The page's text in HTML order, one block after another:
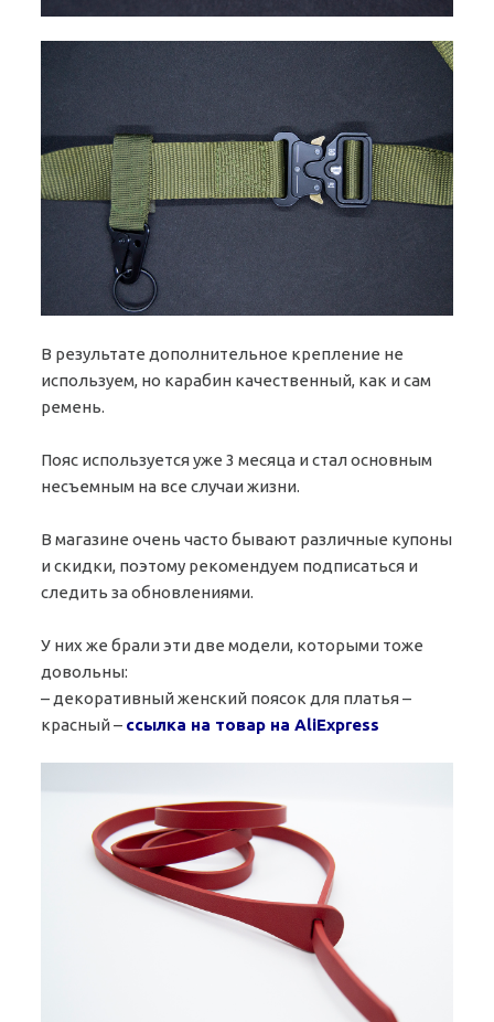
В результате дополнительное крепление не
используем, но карабин качественный, как и сам
ремень.
Пояс используется уже 3 месяца и стал основным
несъемным на все случаи жизни.
В магазине очень часто бывают различные купоны
и скидки, поэтому рекомендуем подписаться и
следить за обновлениями.
У них же брали эти две модели, которыми тоже
довольны:
– декоративный женский поясок для платья –
красный – ссылка на товар на AliExpress